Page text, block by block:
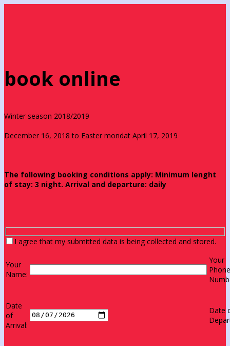
book online
Winter season 2018/2019
December 16, 2018 to Easter mondat April 17, 2019
The following booking conditions apply: Minimum lenght
of stay: 3 night. Arrival and departure: daily
I agree that my submitted data is being collected and stored.
Your
Name:
Your
Phone
Date
of
Arrival:
Date